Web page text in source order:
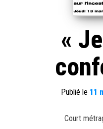
«
Publié le 11
Court